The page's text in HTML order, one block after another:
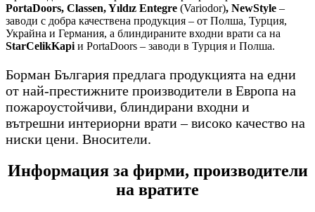
PortaDoors, Classen, Yıldız Entegre (Variodor), NewStyle –
заводи с добра качествена продукция – от Полша, Турция,
Украйна и Германия, а блиндираните входни врати са на
StarCelikKapi и PortaDoors – заводи в Турция и Полша.
Борман България предлага продукцията на едни
от най-престижните производители в Европа на
пожароустойчиви, блиндирани входни и
вътрешни интериорни врати – високо качество на
ниски цени. Вносители.
Информация за фирми, производители
на вратите